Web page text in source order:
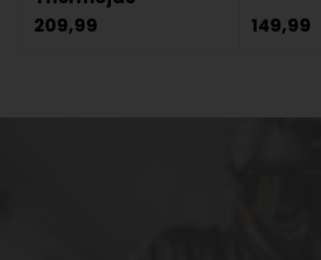
209,99
149,99